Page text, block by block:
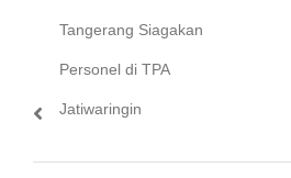
Tangerang Siagakan
Personel di TPA
Jatiwaringin